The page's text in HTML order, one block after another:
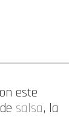
este
salsa, la